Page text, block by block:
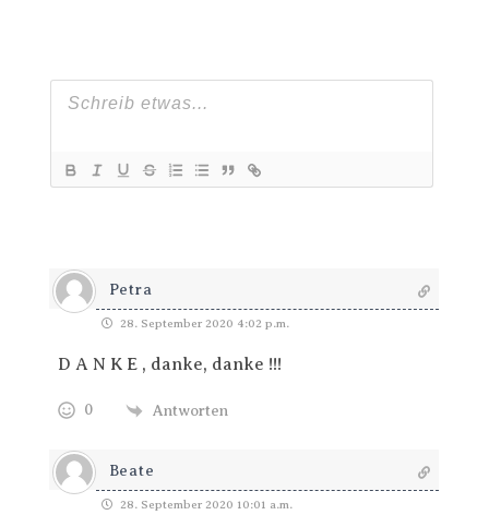
Petra
28. September 2020 4:02 p.m.
D A N K E , danke, danke !!!
0 Antworten
Beate
28. September 2020 10:01 a.m.